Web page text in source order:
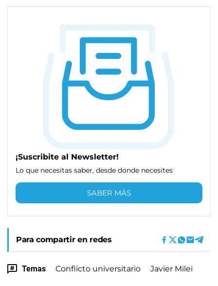
¡Suscribite al Newsletter!
Lo que necesitas saber, desde donde necesites
SABER MÁS
Para compartir en redes
Temas Conflicto universitario Javier Milei